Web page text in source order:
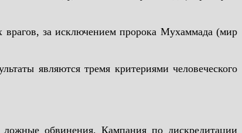
врагов, за исключением пророка Мухаммада (мир
являются тремя критериями человеческого
обвинения. Кампания по дискредитации